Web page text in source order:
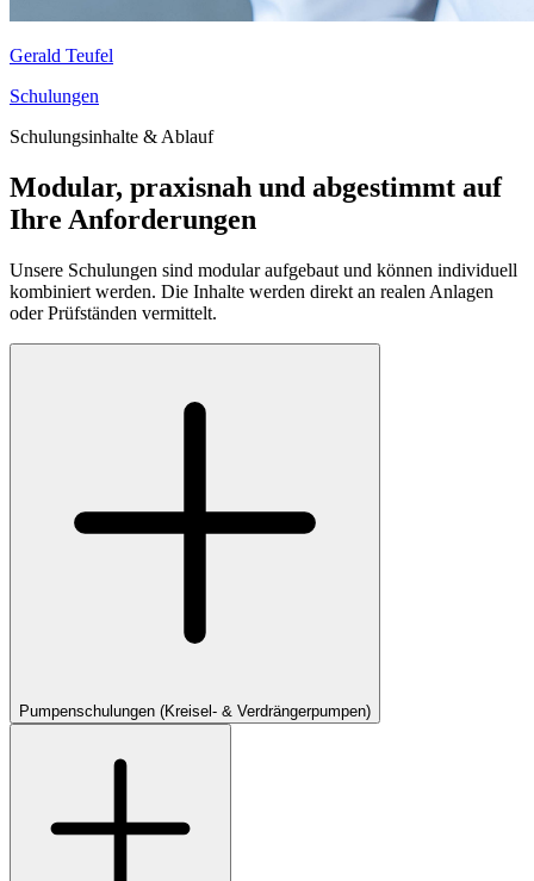
Gerald Teufel
Schulungen
Schulungsinhalte & Ablauf
Modular, praxisnah und abgestimmt auf
Ihre Anforderungen
Unsere Schulungen sind modular aufgebaut und können individuell
kombiniert werden. Die Inhalte werden direkt an realen Anlagen
oder Prüfständen vermittelt.
Pumpenschulungen (Kreisel- & Verdrängerpumpen)